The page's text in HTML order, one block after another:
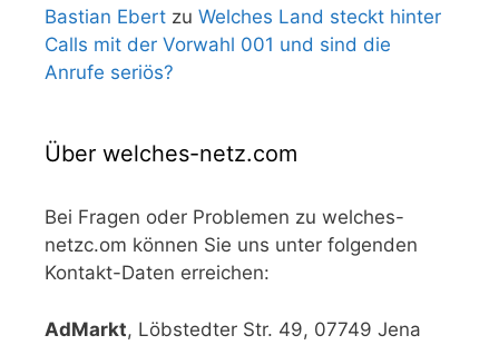
Bastian Ebert zu Welches Land steckt hinter
Calls mit der Vorwahl 001 und sind die
Anrufe seriös?
Über welches-netz.com
Bei Fragen oder Problemen zu welches-
netzc.om können Sie uns unter folgenden
Kontakt-Daten erreichen:
AdMarkt, Löbstedter Str. 49, 07749 Jena